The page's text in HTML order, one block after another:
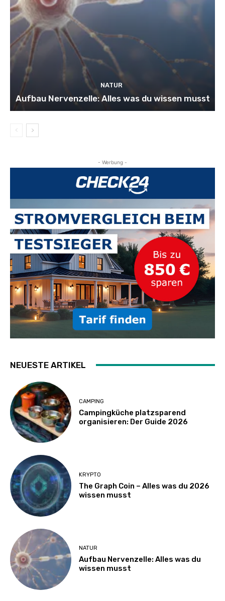
NATUR
Aufbau Nervenzelle: Alles was du wissen musst
- Werbung -
NEUESTE ARTIKEL
CAMPING
Campingküche platzsparend
organisieren: Der Guide 2026
KRYPTO
The Graph Coin – Alles was du 2026
wissen musst
NATUR
Aufbau Nervenzelle: Alles was du
wissen musst